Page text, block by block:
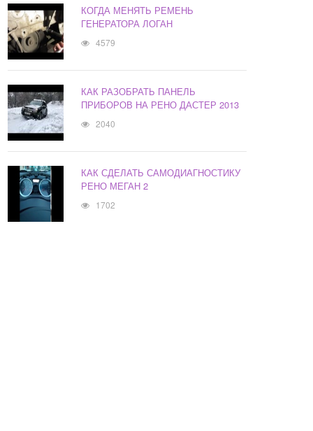
КОГДА МЕНЯТЬ РЕМЕНЬ
ГЕНЕРАТОРА ЛОГАН
4579
КАК РАЗОБРАТЬ ПАНЕЛЬ
ПРИБОРОВ НА РЕНО ДАСТЕР 2013
2040
КАК СДЕЛАТЬ САМОДИАГНОСТИКУ
РЕНО МЕГАН 2
1702